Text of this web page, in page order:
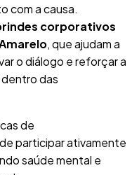
com a causa.
corporativos
, que ajudam a
o diálogo e reforçar a
das
de
participar ativamente
saúde mental e